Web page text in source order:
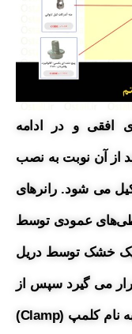
افقی و در ادامه
از آن نوبت به نصب
می شود. رانرهای
عمودی توسط
خشک توسط دریل
می گیرد سپس از
طریق اتصالات آلومینیومی مخصوصی به نام کلمپ (Clamp)